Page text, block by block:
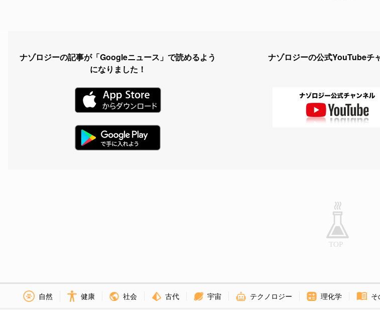
ナゾロジーの記事が「Googleニュース」で読めるよう
になりました！
ナゾロジーの公式YouTubeチ
自然 健康 社会 古代 宇宙 テクノロジー 理化学 そ